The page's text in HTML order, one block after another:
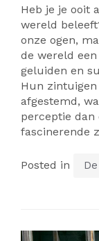
Heb je je ooit
wereld
onze ogen,
de wereld
geluiden en
Hun
afgestemd,
perceptie dan
fascinerende
Posted in